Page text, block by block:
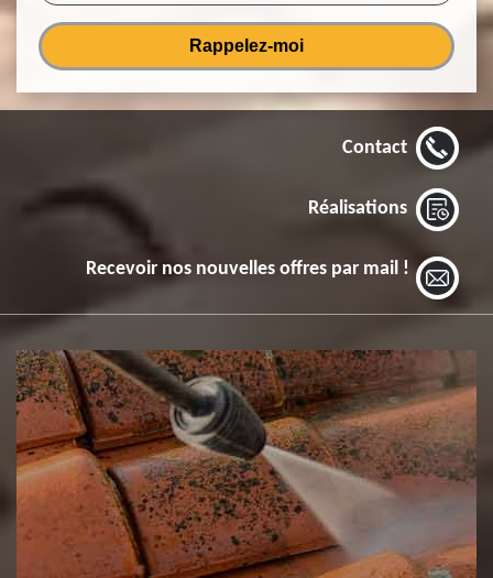
Contact
Réalisations
Recevoir nos nouvelles offres par mail !